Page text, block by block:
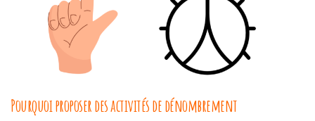
Pourquoi proposer des activités de dénombrement